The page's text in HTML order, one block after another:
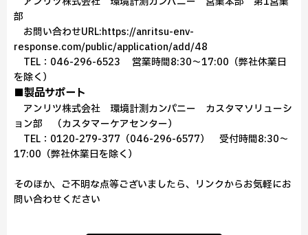
部
お問い合わせURL:https://anritsu-env-
response.com/public/application/add/48
TEL：046-296-6523 営業時間8:30～17:00（弊社休業日
を除く）
■製品サポート
アンリツ株式会社 環境計測カンパニー カスタマソリューシ
ョン部 （カスタマーケアセンター）
TEL：0120-279-377（046-296-6577） 受付時間8:30～
17:00（弊社休業日を除く）
そのほか、ご不明な点等ございましたら、リンクからお気軽にお
問い合わせください